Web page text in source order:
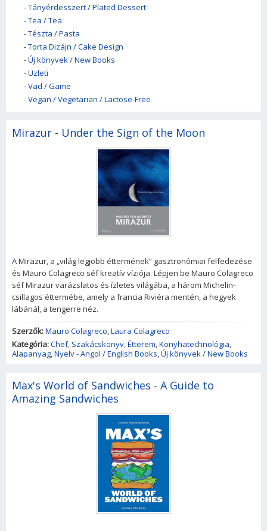
-Tányérdesszert / Plated Dessert
-Tea / Tea
-Tészta / Pasta
-Torta Dizájn / Cake Design
-Új könyvek / New Books
-Üzleti
-Vad / Game
-Vegan / Vegetarian / Lactose-Free
Mirazur - Under the Sign of the Moon
A Mirazur, a „világ legjobb éttermének” gasztronómiai felfedezése
és Mauro Colagreco séf kreatív víziója. Lépjen be Mauro Colagreco
séf Mirazur varázslatos és ízletes világába, a három Michelin-
csillagos éttermébe, amely a francia Riviéra mentén, a hegyek
lábánál, a tengerre néz.
Szerzők:Mauro Colagreco,Laura Colagreco
Kategória:Chef, Szakácskönyv,Étterem,Konyhatechnológia,
Alapanyag,Nyelv - Angol / English Books,Új könyvek / New Books
Max's World of Sandwiches - A Guide to
Amazing Sandwiches